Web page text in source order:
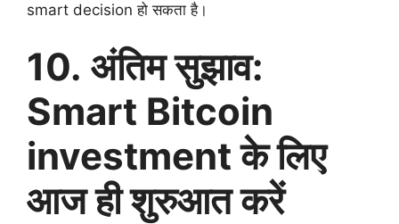
smart decision हो सकता है।
10. अंतिम सुझाव:
Smart Bitcoin
investment के लिए
आज ही शुरुआत करें